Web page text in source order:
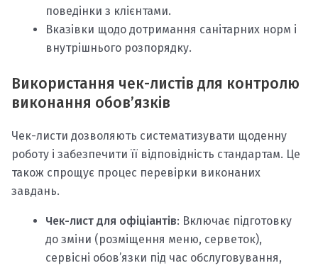
поведінки з клієнтами.
Вказівки щодо дотримання санітарних норм і
внутрішнього розпорядку.
Використання чек-листів для контролю
виконання обов’язків
Чек-листи дозволяють систематизувати щоденну
роботу і забезпечити її відповідність стандартам. Це
також спрощує процес перевірки виконаних
завдань.
Чек-лист для офіціантів: Включає підготовку
до зміни (розміщення меню, серветок),
сервісні обов’язки під час обслуговування,